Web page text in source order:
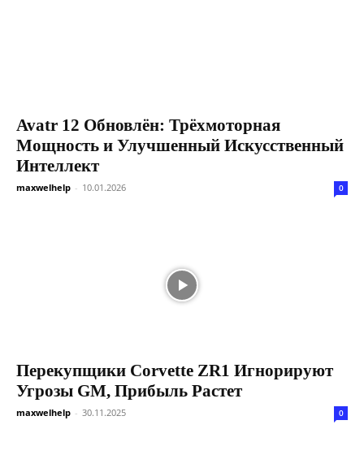
Avatr 12 Обновлён: Трёхмоторная
Мощность и Улучшенный Искусственный
Интеллект
maxwelhelp - 10.01.2026 0
Перекупщики Corvette ZR1 Игнорируют
Угрозы GM, Прибыль Растет
maxwelhelp - 30.11.2025 0